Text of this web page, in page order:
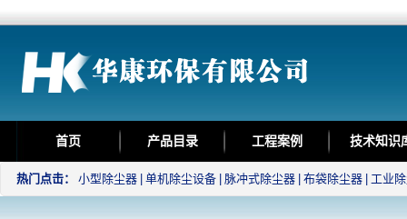
首页 产品目录 工程案例 技术知识
热门点击： 小型除尘器 单机除尘设备 脉冲式除尘器 布袋除尘器 工业